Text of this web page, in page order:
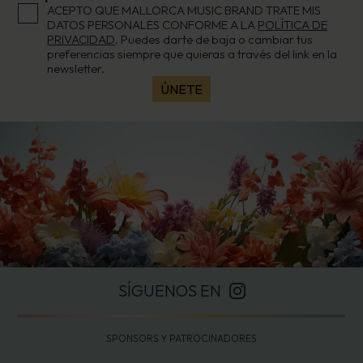
ACEPTO QUE MALLORCA MUSIC BRAND TRATE MIS
DATOS PERSONALES CONFORME A LA POLÍTICA DE
PRIVACIDAD. Puedes darte de baja o cambiar tus
preferencias siempre que quieras a través del link en la
newsletter.
SÍGUENOS EN
SPONSORS Y PATROCINADORES